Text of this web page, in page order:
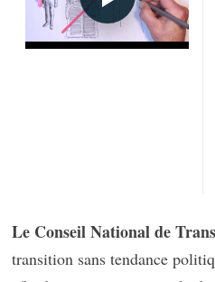
Le Conseil National de
transition sans tendance